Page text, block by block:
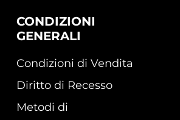
CONDIZIONI
GENERALI
Condizioni di Vendita
Diritto di Recesso
Metodi di